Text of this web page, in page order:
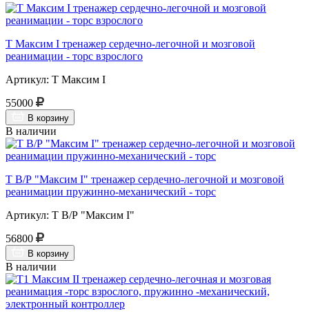
Т Максим I тренажер сердечно-легочной и мозговой
реанимации - торс взрослого
Артикул: Т Максим I
55000
В корзину
В наличии
Т В/Р "Максим I" тренажер сердечно-легочной и мозговой
реанимации пружинно-механический - торс
Артикул: Т В/Р "Максим I"
56800
В корзину
В наличии